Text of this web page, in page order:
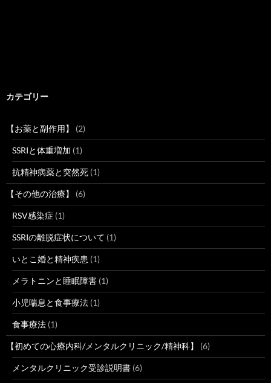
カテゴリー
【お薬と副作用】 (2)
SSRIと体重増加 (1)
抗精神病薬と突然死 (1)
【その他の治療】 (6)
RSV感染症 (1)
SSRIの離脱症状について (1)
いとこ婚と精神疾患 (1)
メラトニンと睡眠障害 (1)
小児喘息と食事療法 (1)
食事療法 (1)
【初めての心療内科/メンタルクリニック/精神科】 (6)
メンタルクリニック受診説明書 (6)